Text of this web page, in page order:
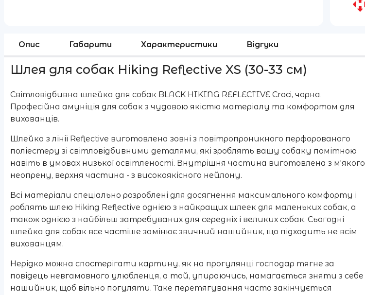
Опис Габарити Характеристики Відгуки
Шлея для собак Hiking Reflective XS (30-33 см)
Світловідбивна шлейка для собак BLACK HIKING REFLECTIVE Croci, чорна.
Професійна амуніція для собак з чудовою якістю матеріалу та комфортом для
вихованців.
Шлейка з лінії Reflective виготовлена зовні з повітропроникного перфорованого
поліестеру зі світловідбивними деталями, які зроблять вашу собаку помітною
навіть в умовах низької освітленості. Внутрішня частина виготовлена з м'якого
неопрену, верхня частина - з високоякісного нейлону.
Всі матеріали спеціально розроблені для досягнення максимального комфорту і
роблять шлею Hiking Reflective однією з найкращих шлеек для маленьких собак, а
також однією з найбільш затребуваних для середніх і великих собак. Сьогодні
шлейка для собак все частіше замінює звичний нашийник, що підходить не всім
вихованцям.
Нерідко можна спостерігати картину, як на прогулянці господар тягне за
повідець невгамовного улюбленця, а той, упираючись, намагається зняти з себе
нашийник, щоб вільно погуляти. Таке перетягування часто закінчується